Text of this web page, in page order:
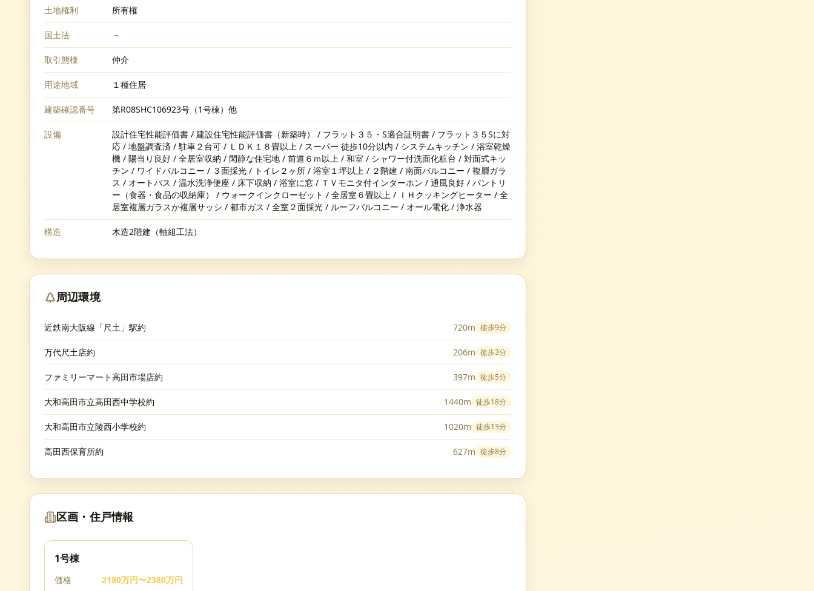
土地権利 所有権
国土法 －
取引態様 仲介
用途地域 １種住居
建築確認番号 第R08SHC106923号（1号棟）他
設備
設計住宅性能評価書 / 建設住宅性能評価書（新築時） / フラット３５・S適合証明書 / フラット３５Sに対
応 / 地盤調査済 / 駐車２台可 / ＬＤＫ１８畳以上 / スーパー 徒歩10分以内 / システムキッチン / 浴室乾燥
機 / 陽当り良好 / 全居室収納 / 閑静な住宅地 / 前道６ｍ以上 / 和室 / シャワー付洗面化粧台 / 対面式キッ
チン / ワイドバルコニー / ３面採光 / トイレ２ヶ所 / 浴室１坪以上 / ２階建 / 南面バルコニー / 複層ガラ
ス / オートバス / 温水洗浄便座 / 床下収納 / 浴室に窓 / ＴＶモニタ付インターホン / 通風良好 / パントリ
ー（食器・食品の収納庫） / ウォークインクローゼット / 全居室６畳以上 / ＩＨクッキングヒーター / 全
居室複層ガラスか複層サッシ / 都市ガス / 全室２面採光 / ルーフバルコニー / オール電化 / 浄水器
構造 木造2階建（軸組工法）
周辺環境
近鉄南大阪線「尺土」駅約 720m 徒歩9分
万代尺土店約 206m 徒歩3分
ファミリーマート高田市場店約 397m 徒歩5分
大和高田市立高田西中学校約 1440m 徒歩18分
大和高田市立陵西小学校約 1020m 徒歩13分
高田西保育所約 627m 徒歩8分
区画・住戸情報
1号棟
価格
2180万円〜2380万円